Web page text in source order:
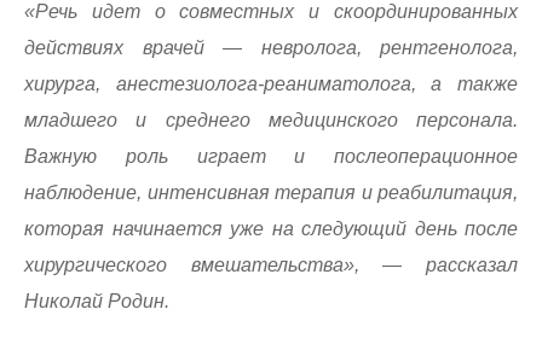
«Речь идет о совместных и скоординированных
действиях врачей — невролога, рентгенолога,
хирурга, анестезиолога-реаниматолога, а также
младшего и среднего медицинского персонала.
Важную роль играет и послеоперационное
наблюдение, интенсивная терапия и реабилитация,
которая начинается уже на следующий день после
хирургического вмешательства», — рассказал
Николай Родин.